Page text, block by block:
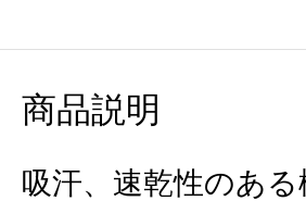
商品説明
吸汗、速乾性のあ